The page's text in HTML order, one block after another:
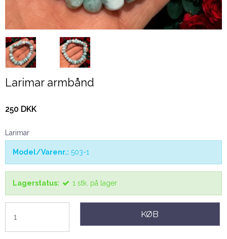
Larimar armbånd
250 DKK
Larimar
Model/Varenr.: 503-1
Lagerstatus: 1 stk. på lager
KØB